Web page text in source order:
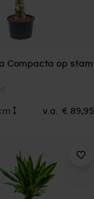
Compacta op stam
v.a. € 89,95